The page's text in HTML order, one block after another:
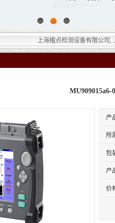
上海楹点检测设备有限公司, 上海
MU909015a6-
产
所
包
产
价